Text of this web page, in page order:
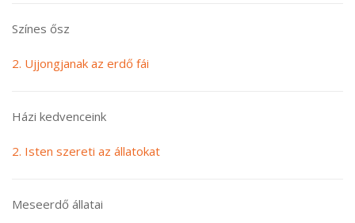
Színes ősz
2. Ujjongjanak az erdő fái
Házi kedvenceink
2. Isten szereti az állatokat
Meseerdő állatai